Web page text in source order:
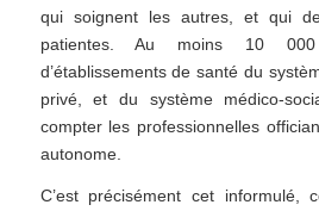
qui soignent les autres, et qui
patientes. Au moins 10 000
d’établissements de santé du
privé, et du système médico-
compter les professionnelles
autonome.
C’est précisément cet informulé,